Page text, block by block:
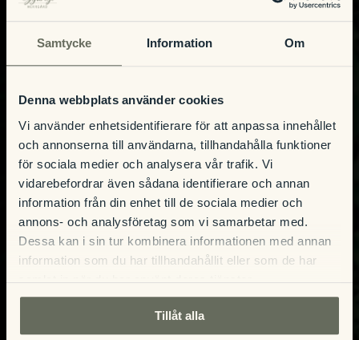
Samtycke Information Om
Denna webbplats använder cookies
Vi använder enhetsidentifierare för att anpassa innehållet
och annonserna till användarna, tillhandahålla funktioner
för sociala medier och analysera vår trafik. Vi
vidarebefordrar även sådana identifierare och annan
information från din enhet till de sociala medier och
annons- och analysföretag som vi samarbetar med.
Dessa kan i sin tur kombinera informationen med annan
information som du har tillhandahållit eller som de har
samlat in när du har använt deras tjänster.
Tillåt alla